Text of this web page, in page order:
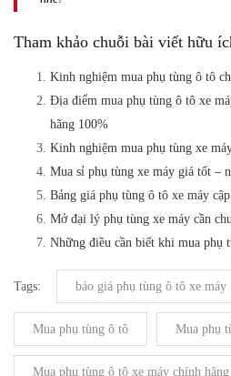
Tham khảo chuỗi bài viết hữu
Kinh nghiệm mua phụ tùng ô tô
Địa điểm mua phụ tùng ô tô xe
hãng 100%
Kinh nghiệm mua phụ tùng xe
Mua sỉ phụ tùng xe máy giá tốt –
Bảng giá phụ tùng ô tô xe máy
Mở đại lý phụ tùng xe máy cần
Những điều cần biết khi mua phụ
Tags: báo giá phụ tùng ô tô xe máy
Mua phụ tùng ô tô Mua phụ
Mua phụ tùng ô tô xe máy chính hãng